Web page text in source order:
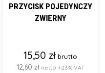
PRZYCISK POJEDYNCZY
ZWIERNY
15,50 zł brutto
12,60 zł netto +23% VAT